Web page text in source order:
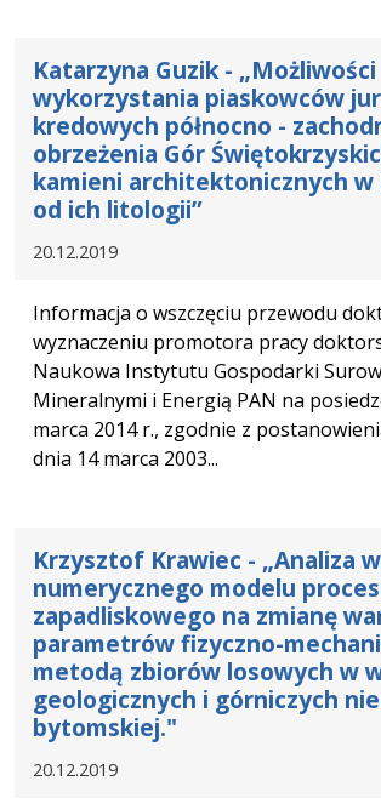
Katarzyna Guzik - „Możliwości
wykorzystania piaskowców
kredowych północno -
obrzeżenia Gór
kamieni architektonicznych w
od ich litologii”
20.12.2019
Informacja o wszczęciu przewodu
wyznaczeniu promotora pracy
Naukowa Instytutu Gospodarki
Mineralnymi i Energią PAN na
marca 2014 r., zgodnie z
dnia 14 marca 2003...
Krzysztof Krawiec - „Analiza
numerycznego modelu
zapadliskowego na zmianę
parametrów fizyczno-
metodą zbiorów losowych w
geologicznych i górniczych
bytomskiej."
20.12.2019